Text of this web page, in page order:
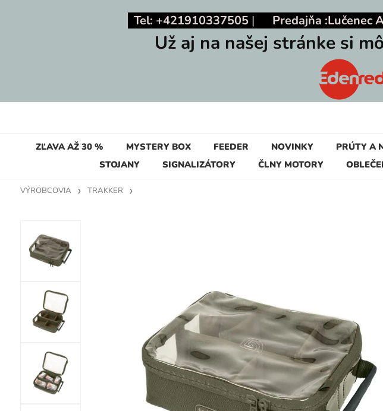
Tel: +421910337505 | Predajňa :Lučenec
Už aj na našej stránke si
ZĽAVA AŽ 30 % MYSTERY BOX FEEDER NOVINKY PRÚTY A
STOJANY
SIGNALIZÁTORY ČLNY MOTORY
VÝROBCOVIA TRAKKER